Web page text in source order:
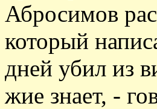
Абросимов
который
дней убил из
жие знает, -